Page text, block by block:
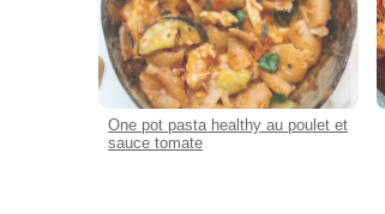
One pot pasta healthy au poulet et
sauce tomate